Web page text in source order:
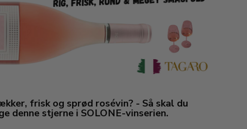
frisk og sprød rosévin? - Så skal du
denne stjerne i SOLONE-vinserien.